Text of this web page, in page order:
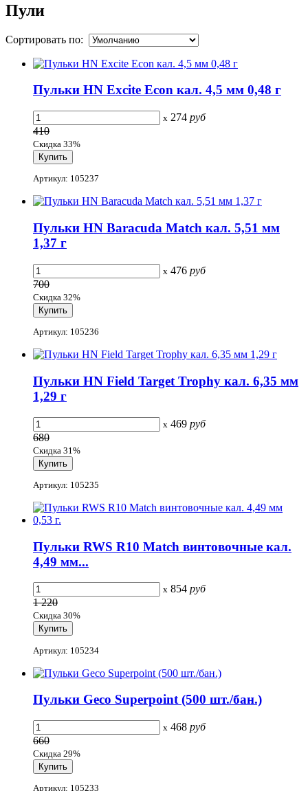
Пули
Сортировать по:
Пульки HN Excite Econ кал. 4,5 мм 0,48 г
x 274 руб
410
Скидка 33%
Артикул: 105237
Пульки HN Baracuda Match кал. 5,51 мм
1,37 г
x 476 руб
700
Скидка 32%
Артикул: 105236
Пульки HN Field Target Trophy кал. 6,35 мм
1,29 г
x 469 руб
680
Скидка 31%
Артикул: 105235
Пульки RWS R10 Match винтовочные кал.
4,49 мм...
x 854 руб
1 220
Скидка 30%
Артикул: 105234
Пульки Geco Superpoint (500 шт./бан.)
x 468 руб
660
Скидка 29%
Артикул: 105233